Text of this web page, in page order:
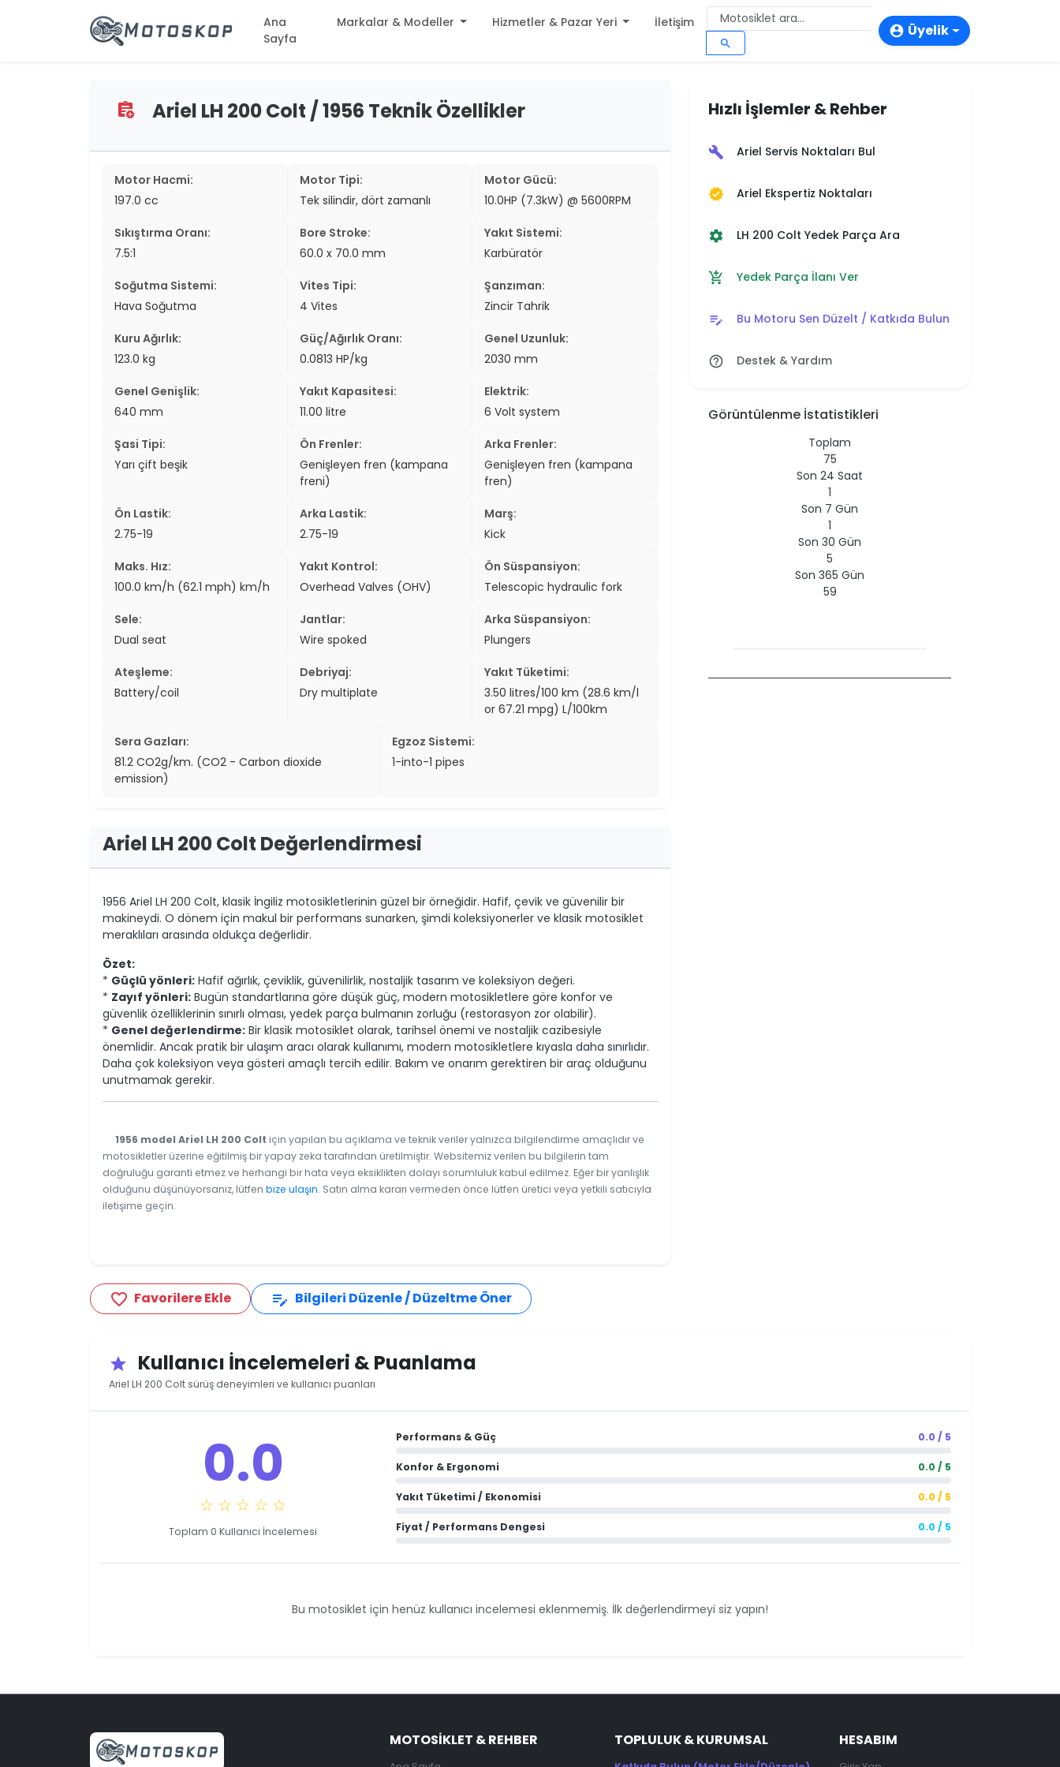
Ana
Sayfa
Markalar & Modeller
two_wheeler
two_wheeler
two_wheeler
two_wheeler
two_wheeler
grid_view
search
Hizmetler & Pazar Yeri
settings
İletişim
search
account_circle Üyelik
assignment_add Ariel LH 200 Colt / 1956 Teknik Özellikler
Motor Hacmi:
197.0 cc
Motor Tipi:
Tek silindir, dört zamanlı
Motor Gücü:
10.0HP (7.3kW) @ 5600RPM
Sıkıştırma Oranı:
7.5:1
Bore Stroke:
60.0 x 70.0 mm
Yakıt Sistemi:
Karbüratör
Soğutma Sistemi:
Hava Soğutma
Vites Tipi:
4 Vites
Şanzıman:
Zincir Tahrik
Kuru Ağırlık:
123.0 kg
Güç/Ağırlık Oranı:
0.0813 HP/kg
Genel Uzunluk:
2030 mm
Genel Genişlik:
640 mm
Yakıt Kapasitesi:
11.00 litre
Elektrik:
6 Volt system
Şasi Tipi:
Yarı çift beşik
Ön Frenler:
Genişleyen fren (kampana
freni)
Arka Frenler:
Genişleyen fren (kampana
fren)
Ön Lastik:
2.75-19
Arka Lastik:
2.75-19
Marş:
Kick
Maks. Hız:
100.0 km/h (62.1 mph) km/h
Yakıt Kontrol:
Overhead Valves (OHV)
Ön Süspansiyon:
Telescopic hydraulic fork
Sele:
Dual seat
Jantlar:
Wire spoked
Arka Süspansiyon:
Plungers
Ateşleme:
Battery/coil
Debriyaj:
Dry multiplate
Yakıt Tüketimi:
3.50 litres/100 km (28.6 km/l
or 67.21 mpg) L/100km
Sera Gazları:
81.2 CO2g/km. (CO2 - Carbon dioxide
emission)
Egzoz Sistemi:
1-into-1 pipes
Ariel LH 200 Colt Değerlendirmesi
1956 Ariel LH 200 Colt, klasik İngiliz motosikletlerinin güzel bir örneğidir. Hafif, çevik ve güvenilir bir
makineydi. O dönem için makul bir performans sunarken, şimdi koleksiyonerler ve klasik motosiklet
meraklıları arasında oldukça değerlidir.
Özet:
* Güçlü yönleri: Hafif ağırlık, çeviklik, güvenilirlik, nostaljik tasarım ve koleksiyon değeri.
* Zayıf yönleri: Bugün standartlarına göre düşük güç, modern motosikletlere göre konfor ve
güvenlik özelliklerinin sınırlı olması, yedek parça bulmanın zorluğu (restorasyon zor olabilir).
* Genel değerlendirme: Bir klasik motosiklet olarak, tarihsel önemi ve nostaljik cazibesiyle
önemlidir. Ancak pratik bir ulaşım aracı olarak kullanımı, modern motosikletlere kıyasla daha sınırlıdır.
Daha çok koleksiyon veya gösteri amaçlı tercih edilir. Bakım ve onarım gerektiren bir araç olduğunu
unutmamak gerekir.
1956 model Ariel LH 200 Colt için yapılan bu açıklama ve teknik veriler yalnızca bilgilendirme amaçlıdır ve
motosikletler üzerine eğitilmiş bir yapay zeka tarafından üretilmiştir. Websitemiz verilen bu bilgilerin tam
doğruluğu garanti etmez ve herhangi bir hata veya eksiklikten dolayı sorumluluk kabul edilmez. Eğer bir yanlışlık
olduğunu düşünüyorsanız, lütfen bize ulaşın. Satın alma kararı vermeden önce lütfen üretici veya yetkili satıcıyla
iletişime geçin.
Hızlı İşlemler & Rehber
build Ariel Servis Noktaları Bul
verified Ariel Ekspertiz Noktaları
settings LH 200 Colt Yedek Parça Ara
add_shopping_cart Yedek Parça İlanı Ver
edit_note Bu Motoru Sen Düzelt / Katkıda Bulun
help_outline Destek & Yardım
Görüntülenme İstatistikleri
Toplam
75
Son 24 Saat
1
Son 7 Gün
1
Son 30 Gün
5
Son 365 Gün
59
favorite_border Favorilere Ekle edit_note Bilgileri Düzenle / Düzeltme Öner
star Kullanıcı İncelemeleri & Puanlama
Ariel LH 200 Colt sürüş deneyimleri ve kullanıcı puanları
0.0
☆ ☆ ☆ ☆ ☆
Toplam 0 Kullanıcı İncelemesi
Performans & Güç 0.0 / 5
Konfor & Ergonomi 0.0 / 5
Yakıt Tüketimi / Ekonomisi 0.0 / 5
Fiyat / Performans Dengesi 0.0 / 5
Bu motosiklet için henüz kullanıcı incelemesi eklenmemiş. İlk değerlendirmeyi siz yapın!
MOTOSIKLET & REHBER TOPLULUK & KURUMSAL HESABIM